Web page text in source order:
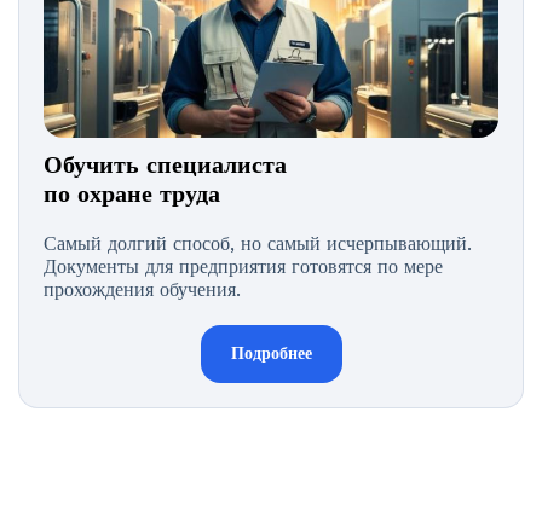
Обучить специалиста
по охране труда
Самый долгий способ, но самый исчерпывающий.
Документы для предприятия готовятся по мере
прохождения обучения.
Подробнее